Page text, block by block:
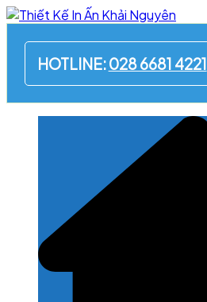
Skip
content
HOTLINE:028 6681 4221